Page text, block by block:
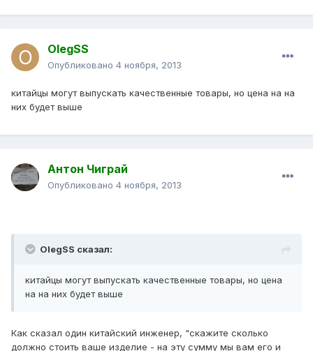
OlegSS
Опубликовано 4 ноября, 2013
китайцы могут выпускать качественные товары, но цена на на
них будет выше
Антон Чиграй
Опубликовано 4 ноября, 2013
OlegSS сказал:
китайцы могут выпускать качественные товары, но цена
на на них будет выше
Как сказал один китайский инженер, "скажите сколько
должно стоить ваше изделие - на эту сумму мы вам его и